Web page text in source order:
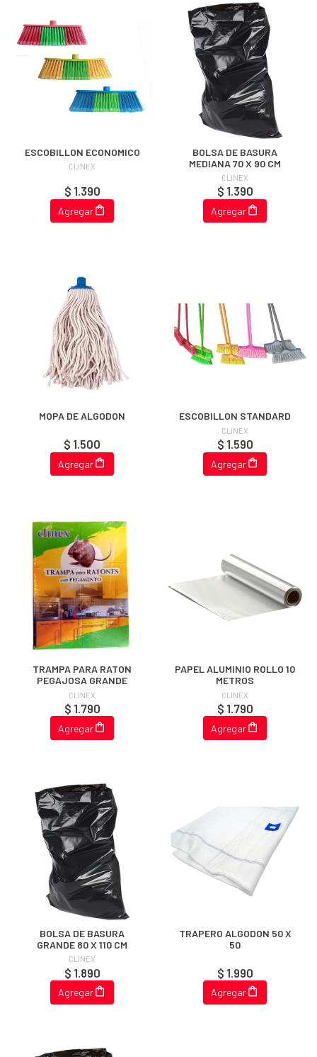
ESCOBILLON ECONOMICO
CLINEX
$ 1.390
Agregar
BOLSA DE BASURA
MEDIANA 70 X 90 CM
CLINEX
$ 1.390
Agregar
MOPA DE ALGODON
$ 1.500
Agregar
ESCOBILLON STANDARD
CLINEX
$ 1.590
Agregar
TRAMPA PARA RATON
PEGAJOSA GRANDE
CLINEX
$ 1.790
Agregar
PAPEL ALUMINIO ROLLO 10
METROS
CLINEX
$ 1.790
Agregar
BOLSA DE BASURA
GRANDE 80 X 110 CM
CLINEX
$ 1.890
Agregar
TRAPERO ALGODON 50 X
50
$ 1.990
Agregar